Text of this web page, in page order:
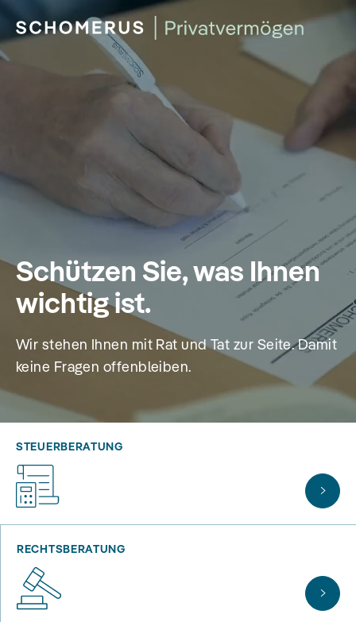
Schützen Sie, was Ihnen
wichtig ist.
Wir stehen Ihnen mit Rat und Tat zur Seite. Damit
keine Fragen offenbleiben.
STEUERBERATUNG
RECHTSBERATUNG